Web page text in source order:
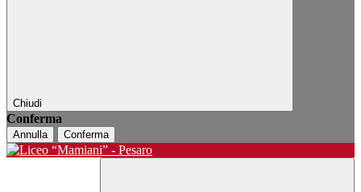
Chiudi
Conferma
Annulla Conferma